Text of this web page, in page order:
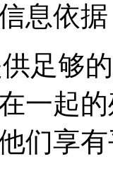
息依
足够
一起
们享